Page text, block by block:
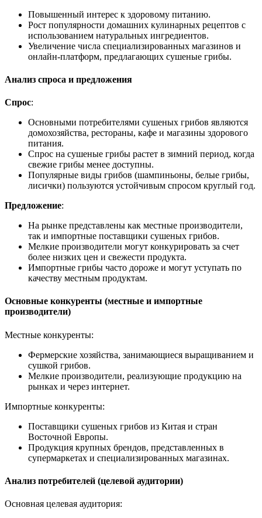
Повышенный интерес к здоровому питанию.
Рост популярности домашних кулинарных рецептов с
использованием натуральных ингредиентов.
Увеличение числа специализированных магазинов и
онлайн-платформ, предлагающих сушеные грибы.
Анализ спроса и предложения
Спрос:
Основными потребителями сушеных грибов являются
домохозяйства, рестораны, кафе и магазины здорового
питания.
Спрос на сушеные грибы растет в зимний период, когда
свежие грибы менее доступны.
Популярные виды грибов (шампиньоны, белые грибы,
лисички) пользуются устойчивым спросом круглый год.
Предложение:
На рынке представлены как местные производители,
так и импортные поставщики сушеных грибов.
Мелкие производители могут конкурировать за счет
более низких цен и свежести продукта.
Импортные грибы часто дороже и могут уступать по
качеству местным продуктам.
Основные конкуренты (местные и импортные
производители)
Местные конкуренты:
Фермерские хозяйства, занимающиеся выращиванием и
сушкой грибов.
Мелкие производители, реализующие продукцию на
рынках и через интернет.
Импортные конкуренты:
Поставщики сушеных грибов из Китая и стран
Восточной Европы.
Продукция крупных брендов, представленных в
супермаркетах и специализированных магазинах.
Анализ потребителей (целевой аудитории)
Основная целевая аудитория: